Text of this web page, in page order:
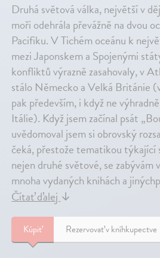
Druhá světová válka, největší v
moři odehrála převážně na dvou
Pacifiku. V Tichém oceánu k
mezi Japonskem a Spojenými
konfliktů výrazně zasahovaly, v
stálo Německo a Velká Británie
pak především, i když ne
Itálie). Když jsem začínal psát
uvědomoval jsem si obrovský
čeká, přestože tematikou týkající
nejen druhé světové, se
mnoha vydaných knihách a
Čítať ďalej↓
Kúpiť Rezervovať v kníhkupectve